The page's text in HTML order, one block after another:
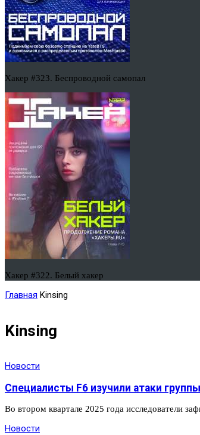
Хакер #323. Беспроводной самопал
Хакер #322. Белый хакер
Главная Kinsing
Kinsing
Новости
Специалисты F6 изучили атаки
Во втором квартале 2025 года исследователи
Новости